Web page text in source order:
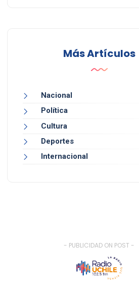
Más Artículos
Nacional
Política
Cultura
Deportes
Internacional
- PUBLICIDAD ON POST -